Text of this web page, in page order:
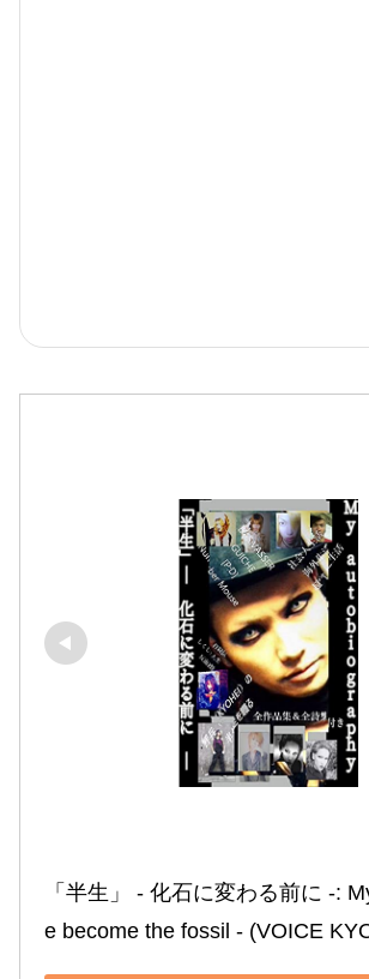
「半生」 ‐ 化石に変わる前に ‐:
e become the fossil ‐ (VOICE